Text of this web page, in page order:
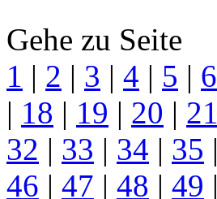
Gehe zu Seite
1 | 2 | 3 | 4 | 5 | 6
| 18 | 19 | 20 | 21
32 | 33 | 34 | 35 |
46 | 47 | 48 | 49 |